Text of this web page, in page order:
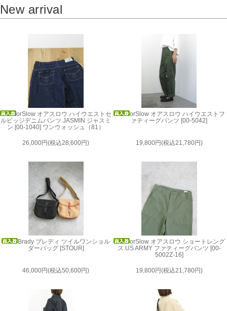
New arrival
orSlow オアスロウ ハイウエストセ
ルビッジデニムパンツ JASMIN ジャスミ
ン [00-1040] ワンウォッシュ（81）
26,000円(税込28,600円)
orSlow オアスロウ ハイウエストフ
ァティーグパンツ [00-5042]
19,800円(税込21,780円)
Brady ブレディ ツイルワンショル
ダーバッグ [STOUR]
46,000円(税込50,600円)
orSlow オアスロウ ショートレング
ス US ARMY ファティーグパンツ [00-
5002Z-16]
19,800円(税込21,780円)